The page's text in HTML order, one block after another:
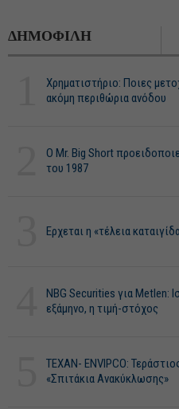
ΔΗΜΟΦΙΛΗ
Χρηματιστήριο: Ποιες
ακόμη περιθώρια ανόδου
O Mr. Big Short
του 1987
Ερχεται η «τέλεια
NBG Securities για Metlen:
εξάμηνο, η τιμή-στόχος
ΤΕΧΑΝ- ENVIPCO:
«Σπιτάκια Ανακύκλωσης»